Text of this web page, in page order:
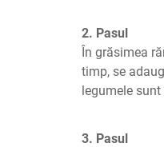
2. Pasul
În grăsimea
timp, se
legumele sunt
3. Pasul